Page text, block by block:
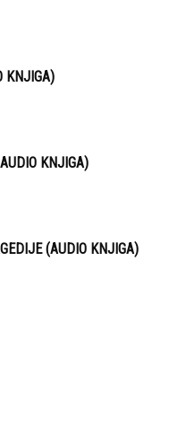
KNJIGA)
KNJIGA)
(AUDIO KNJIGA)